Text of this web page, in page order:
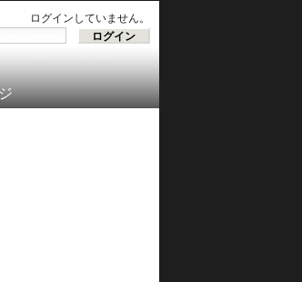
ログインしていません。